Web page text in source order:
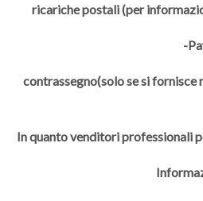
ricariche postali (per
-
contrassegno(solo se si
In quanto venditori professionali